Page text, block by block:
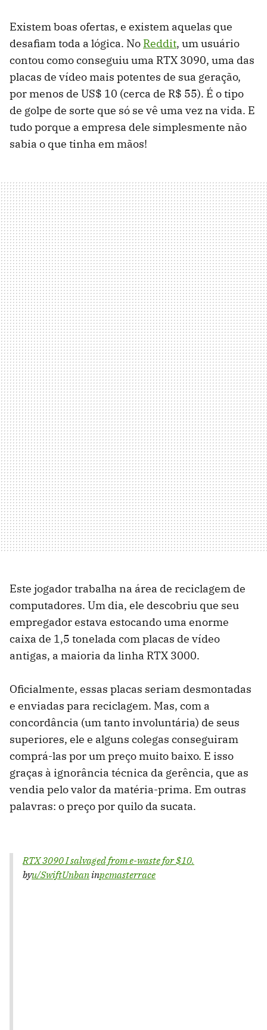
Existem boas ofertas, e existem aquelas que
desafiam toda a lógica. No Reddit, um usuário
contou como conseguiu uma RTX 3090, uma das
placas de vídeo mais potentes de sua geração,
por menos de US$ 10 (cerca de R$ 55). É o tipo
de golpe de sorte que só se vê uma vez na vida. E
tudo porque a empresa dele simplesmente não
sabia o que tinha em mãos!
Este jogador trabalha na área de reciclagem de
computadores. Um dia, ele descobriu que seu
empregador estava estocando uma enorme
caixa de 1,5 tonelada com placas de vídeo
antigas, a maioria da linha RTX 3000.
Oficialmente, essas placas seriam desmontadas
e enviadas para reciclagem. Mas, com a
concordância (um tanto involuntária) de seus
superiores, ele e alguns colegas conseguiram
comprá-las por um preço muito baixo. E isso
graças à ignorância técnica da gerência, que as
vendia pelo valor da matéria-prima. Em outras
palavras: o preço por quilo da sucata.
RTX 3090 I salvaged from e-waste for $10.
byu/SwiftUnban inpcmasterrace